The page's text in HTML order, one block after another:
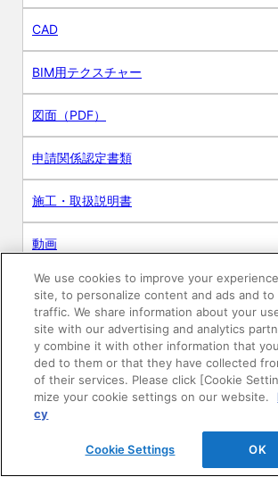
CAD
BIM用テクスチャー
図面（PDF）
申請関係認定書類
施工・取扱説明書
動画
シミュレーションツール
24時間換気システム〈エアスマート〉
簡易設計見積ソフト
R&Dセンター環境測定・分析サービス
商品マスター申し込み
We use cookies to improve your
site, to personalize content and ads and to
traffic. We share information about your
site with our advertising and analytics
y combine it with other information that
ded to them or that they have collected
of their services. Please click [Cookie
mize your cookie settings on our website.
cy
Cookie Settings OK